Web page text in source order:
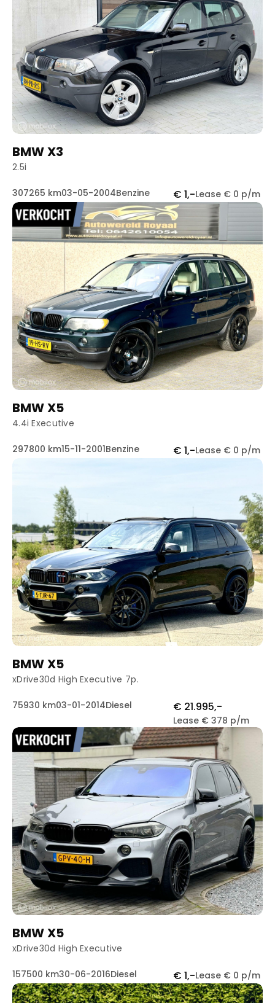
BMW X3
2.5i
307265 km03-05-2004Benzine € 1,-Lease € 0 p/m
BMW X5
4.4i Executive
297800 km15-11-2001Benzine € 1,-Lease € 0 p/m
BMW X5
xDrive30d High Executive 7p.
75930 km03-01-2014Diesel € 21.995,-
Lease € 378 p/m
BMW X5
xDrive30d High Executive
157500 km30-06-2016Diesel € 1,-Lease € 0 p/m